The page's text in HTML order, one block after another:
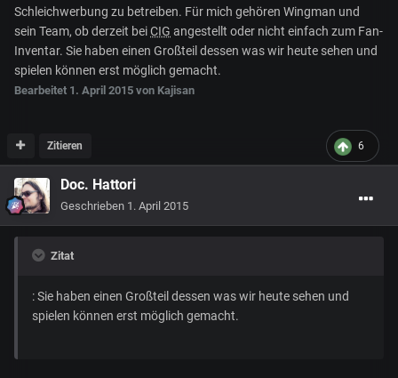
Schleichwerbung zu betreiben. Für mich gehören Wingman und
sein Team, ob derzeit beiCIG angestellt oder nicht einfach zum Fan-
Inventar. Sie haben einen Großteil dessen was wir heute sehen und
spielen können erst möglich gemacht.
Bearbeitet 1. April 2015 von Kajisan
6
Zitieren
Doc. Hattori
Geschrieben 1. April 2015
Zitat
: Sie haben einen Großteil dessen was wir heute sehen und
spielen können erst möglich gemacht.